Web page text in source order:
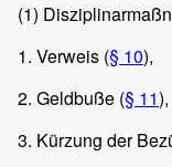
(1)
1. Verweis (§ 10),
2. Geldbuße (§ 11),
3. Kürzung der